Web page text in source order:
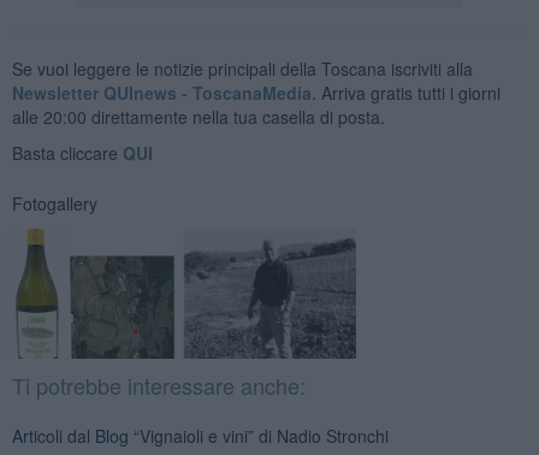
Se vuoi leggere le notizie principali della Toscana iscriviti alla
Newsletter QUInews - ToscanaMedia. Arriva gratis tutti i giorni
alle 20:00 direttamente nella tua casella di posta.
Basta cliccare QUI
Fotogallery
Ti potrebbe interessare anche:
Articoli dal Blog “Vignaioli e vini” di Nadio Stronchi